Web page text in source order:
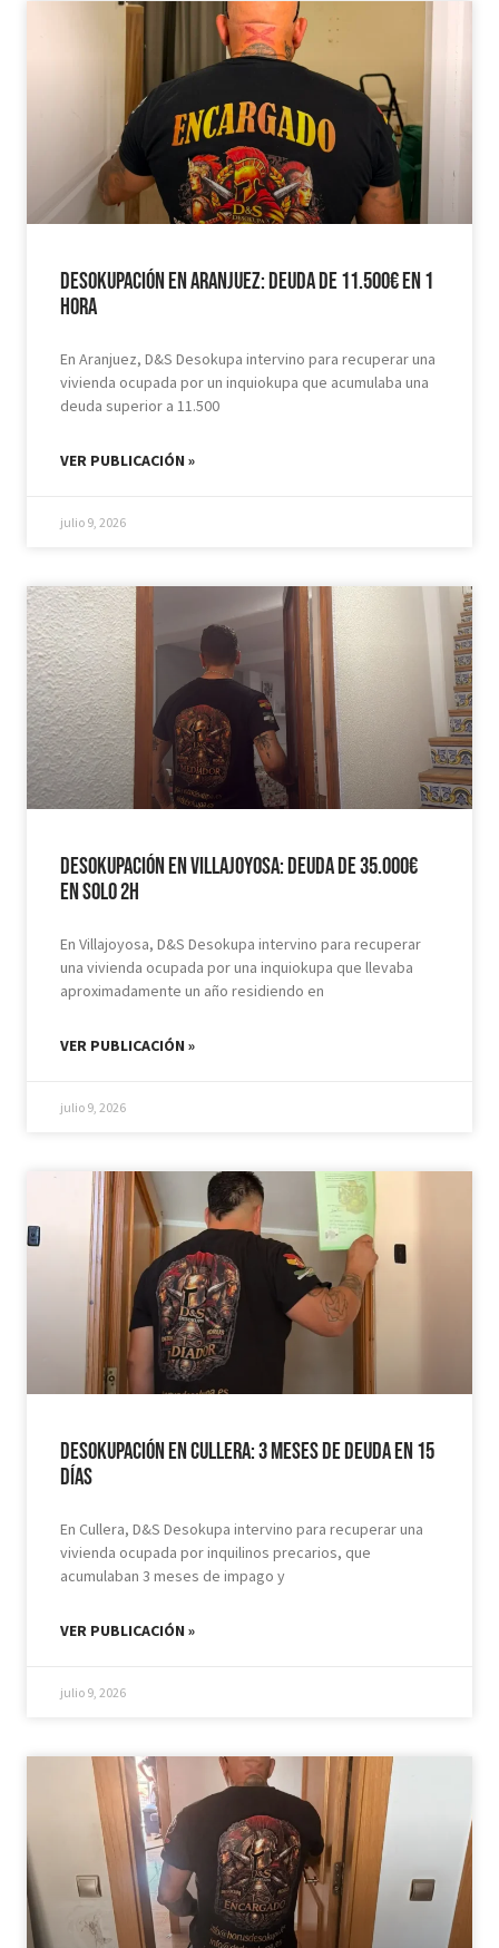
Desokupación en Aranjuez: Deuda de 11.500€ en 1
hora
En Aranjuez, D&S Desokupa intervino para recuperar una
vivienda ocupada por un inquiokupa que acumulaba una
deuda superior a 11.500
VER PUBLICACIÓN »
julio 9, 2026
Desokupación en Villajoyosa: Deuda de 35.000€
en solo 2h
En Villajoyosa, D&S Desokupa intervino para recuperar
una vivienda ocupada por una inquiokupa que llevaba
aproximadamente un año residiendo en
VER PUBLICACIÓN »
julio 9, 2026
Desokupación en Cullera: 3 meses de deuda en 15
días
En Cullera, D&S Desokupa intervino para recuperar una
vivienda ocupada por inquilinos precarios, que
acumulaban 3 meses de impago y
VER PUBLICACIÓN »
julio 9, 2026